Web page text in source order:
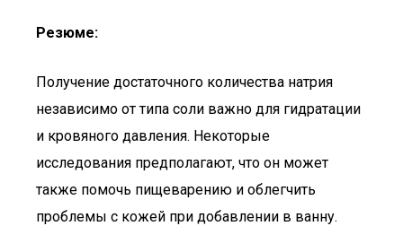
Резюме:
Получение достаточного количества натрия
независимо от типа соли важно для гидратации
и кровяного давления. Некоторые
исследования предполагают, что он может
также помочь пищеварению и облегчить
проблемы с кожей при добавлении в ванну.